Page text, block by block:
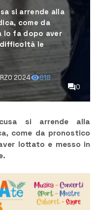
si arrende alla
come da
lo fa dopo aver
le
2024
818
0
si arrende alla
come da pronostico
lottato e messo in